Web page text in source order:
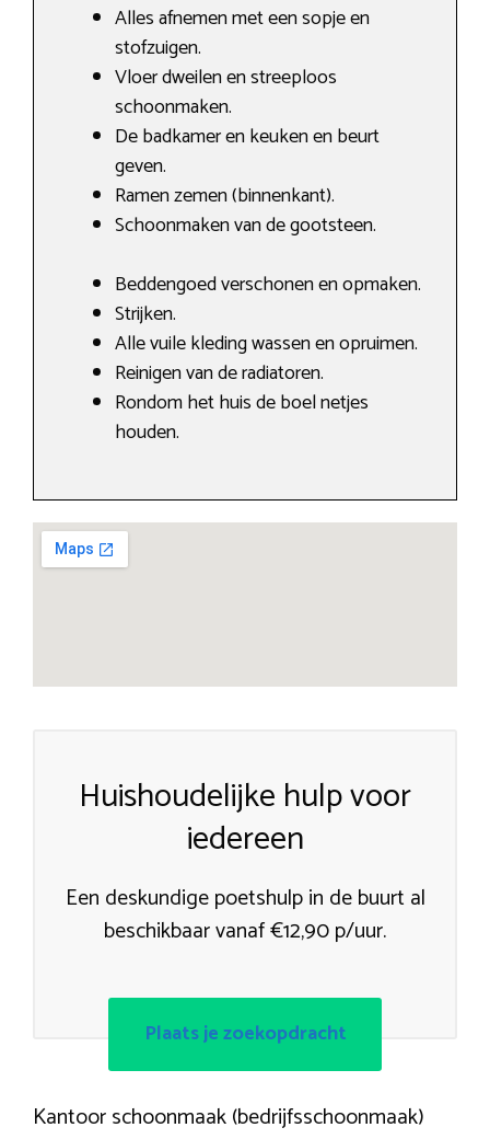
Alles afnemen met een sopje en
stofzuigen.
Vloer dweilen en streeploos
schoonmaken.
De badkamer en keuken en beurt
geven.
Ramen zemen (binnenkant).
Schoonmaken van de gootsteen.
Beddengoed verschonen en opmaken.
Strijken.
Alle vuile kleding wassen en opruimen.
Reinigen van de radiatoren.
Rondom het huis de boel netjes
houden.
Huishoudelijke hulp voor
iedereen
Een deskundige poetshulp in de buurt al
beschikbaar vanaf €12,90 p/uur.
Plaats je zoekopdracht
Kantoor schoonmaak (bedrijfsschoonmaak)